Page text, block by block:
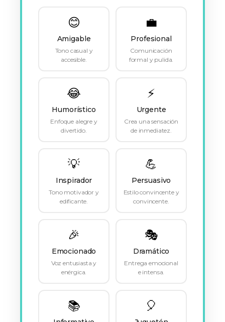
😊
Amigable
Tono casual y
accesible.
💼
Profesional
Comunicación
formal y pulida.
😂
Humorístico
Enfoque alegre y
divertido.
⚡
Urgente
Crea una sensación
de inmediatez.
💡
Inspirador
Tono motivador y
edificante.
💪
Persuasivo
Estilo convincente y
convincente.
🎉
Emocionado
Voz entusiasta y
enérgica.
🎭
Dramático
Entrega emocional
e intensa.
📚 🎈